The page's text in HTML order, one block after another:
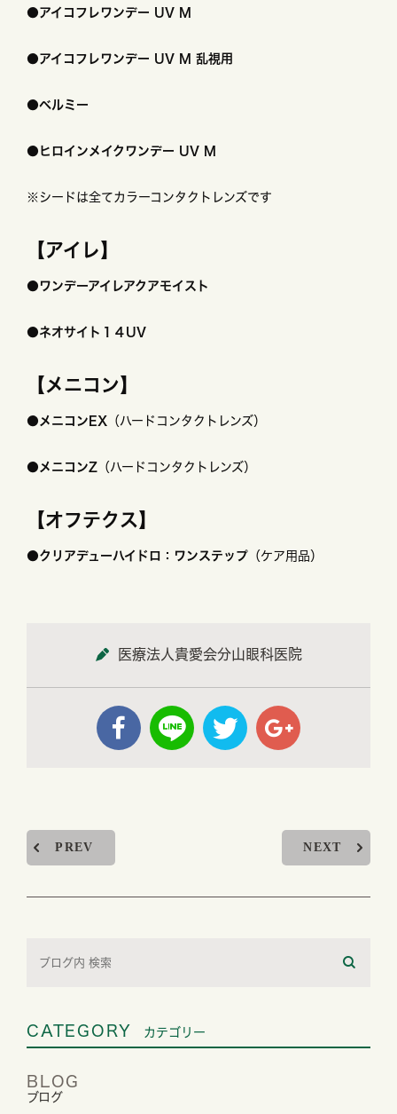
●アイコフレワンデー UV M
●アイコフレワンデー UV M 乱視用
●ベルミー
●ヒロインメイクワンデー UV M
※シードは全てカラーコンタクトレンズです
【アイレ】
●ワンデーアイレアクアモイスト
●ネオサイト１４UV
【メニコン】
●メニコンEX （ハードコンタクトレンズ）
●メニコンZ （ハードコンタクトレンズ）
【オフテクス】
●クリアデューハイドロ：ワンステップ （ケア用品）
医療法人貴愛会分山眼科医院
PREV NEXT
CATEGORY カテゴリー
BLOG
ブログ